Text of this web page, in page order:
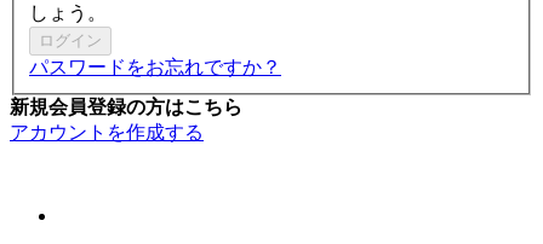
しょう。
ログイン
パスワードをお忘れですか？
新規会員登録の方はこちら
アカウントを作成する